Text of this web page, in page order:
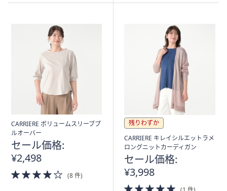
CARRIERE ボリュームスリーブプ
ルオーバー
セール価格:
¥2,498
4.0
of
(8 件)
残りわずか
CARRIERE キレイシルエットラメ
ロングニットカーディガン
セール価格:
¥3,998
5.0